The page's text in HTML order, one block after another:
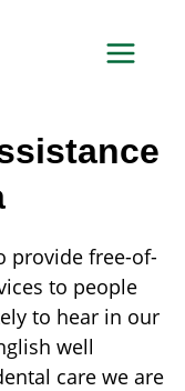
provide free-of-
to people
to hear in our
well
care we are